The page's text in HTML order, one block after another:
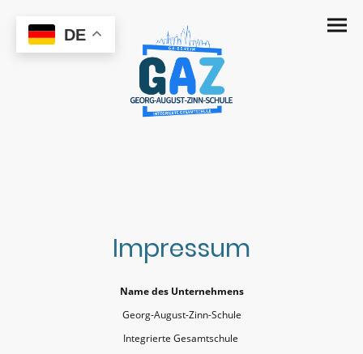
Impressum
Name des Unternehmens
Georg-August-Zinn-Schule
Integrierte Gesamtschule
DE